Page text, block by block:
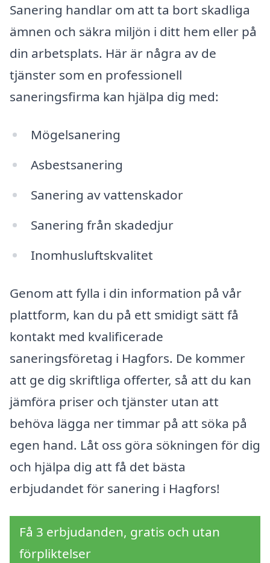
Sanering handlar om att ta bort skadliga
ämnen och säkra miljön i ditt hem eller på
din arbetsplats. Här är några av de
tjänster som en professionell
saneringsfirma kan hjälpa dig med:
Mögelsanering
Asbestsanering
Sanering av vattenskador
Sanering från skadedjur
Inomhusluftskvalitet
Genom att fylla i din information på vår
plattform, kan du på ett smidigt sätt få
kontakt med kvalificerade
saneringsföretag i Hagfors. De kommer
att ge dig skriftliga offerter, så att du kan
jämföra priser och tjänster utan att
behöva lägga ner timmar på att söka på
egen hand. Låt oss göra sökningen för dig
och hjälpa dig att få det bästa
erbjudandet för sanering i Hagfors!
Få 3 erbjudanden, gratis och utan
förpliktelser